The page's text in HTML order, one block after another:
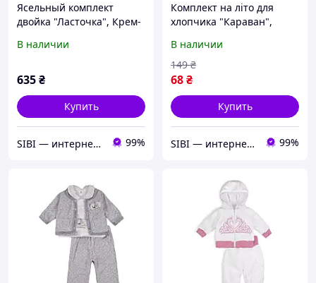
Ясельный комплект
двойка "Ласточка", Крем-
В наличии
635₴
Купить
SIBI — интернет-магазин товаров для дома: текстиль, одежда для всей семьи 99%
Комплект на літо для
хлопчика "Караван",
В наличии
68₴
149 ₴
Купить
SIBI — интернет-магазин товаров для дома: текстиль, одежда для всей семьи 99%